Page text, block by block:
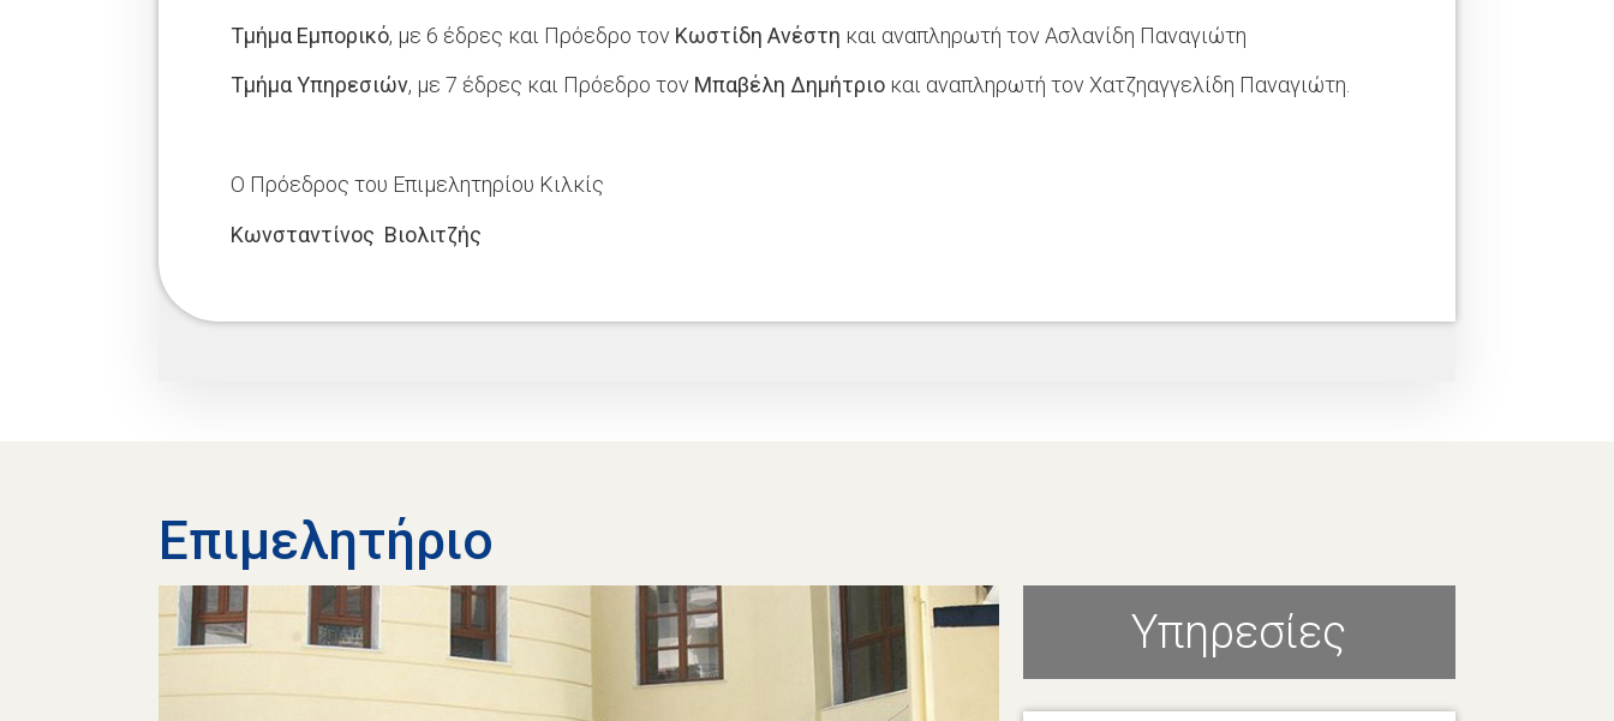
Τμήμα Εμπορικό, με 6 έδρες και Πρόεδρο τον Κωστίδη Ανέστη και αναπληρωτή τον Ασλανίδη Παναγιώτη
Τμήμα Υπηρεσιών, με 7 έδρες και Πρόεδρο τον Μπαβέλη Δημήτριο και αναπληρωτή τον Χατζηαγγελίδη Παναγιώτη.
Ο Πρόεδρος του Επιμελητηρίου Κιλκίς
Κωνσταντίνος Βιολιτζής
Επιμελητήριο
Υπηρεσίες